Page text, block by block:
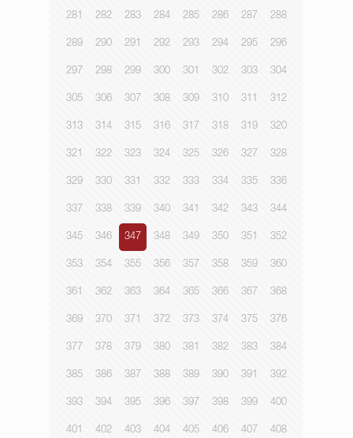
281 282 283 284 285 286 287 288
289 290 291 292 293 294 295 296
297 298 299 300 301 302 303 304
305 306 307 308 309 310 311 312
313 314 315 316 317 318 319 320
321 322 323 324 325 326 327 328
329 330 331 332 333 334 335 336
337 338 339 340 341 342 343 344
345 346 347 348 349 350 351 352
353 354 355 356 357 358 359 360
361 362 363 364 365 366 367 368
369 370 371 372 373 374 375 376
377 378 379 380 381 382 383 384
385 386 387 388 389 390 391 392
393 394 395 396 397 398 399 400
401 402 403 404 405 406 407 408